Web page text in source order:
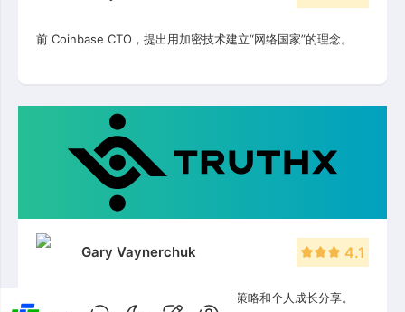
前 Coinbase CTO，提出用加密技术建立“网络国家”的理念。
Gary Vaynerchuk 4.1
企业家与投资人，专注创业指导、营销策略和个人成长分享。